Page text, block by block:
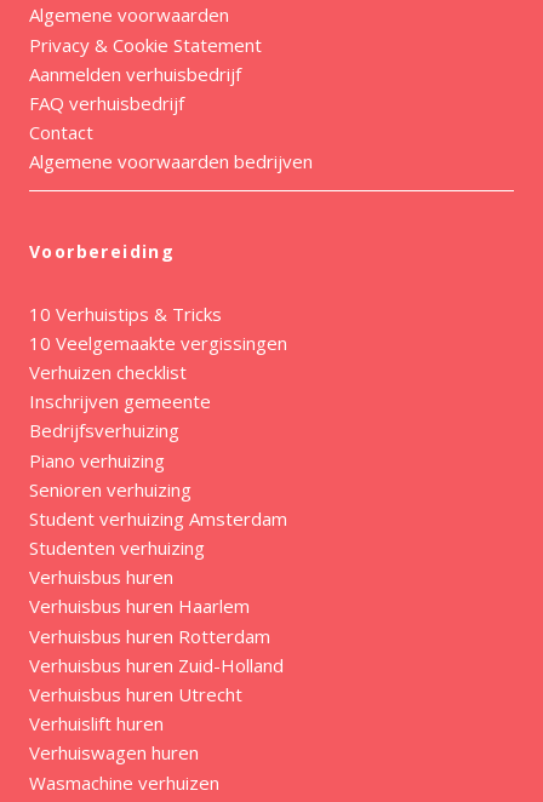
Algemene voorwaarden
Privacy & Cookie Statement
Aanmelden verhuisbedrijf
FAQ verhuisbedrijf
Contact
Algemene voorwaarden bedrijven
Voorbereiding
10 Verhuistips & Tricks
10 Veelgemaakte vergissingen
Verhuizen checklist
Inschrijven gemeente
Bedrijfsverhuizing
Piano verhuizing
Senioren verhuizing
Student verhuizing Amsterdam
Studenten verhuizing
Verhuisbus huren
Verhuisbus huren Haarlem
Verhuisbus huren Rotterdam
Verhuisbus huren Zuid-Holland
Verhuisbus huren Utrecht
Verhuislift huren
Verhuiswagen huren
Wasmachine verhuizen